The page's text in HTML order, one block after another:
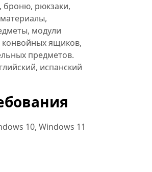
броню, рюкзаки,
модули
ящиков,
предметов.
испанский
10, Windows 11